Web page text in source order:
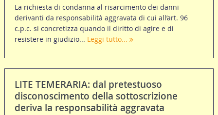
La richiesta di condanna al risarcimento dei danni
derivanti da responsabilità aggravata di cui all’art. 96
c.p.c. si concretizza quando il diritto di agire e di
resistere in giudizio... Leggi tutto...
LITE TEMERARIA: dal pretestuoso
disconoscimento della sottoscrizione
deriva la responsabilità aggravata